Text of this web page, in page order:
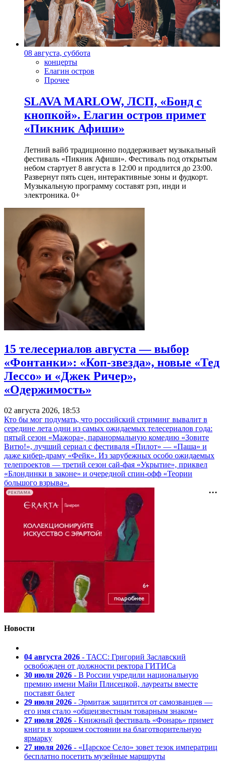
08 августа, суббота
концерты
Елагин остров
Прочее
SLAVA MARLOW, ЛСП, «Бонд с
кнопкой». Елагин остров примет
«Пикник Афиши»
Летний вайб традиционно поддерживает музыкальный
фестиваль «Пикник Афиши». Фестиваль под открытым
небом стартует 8 августа в 12:00 и продлится до 23:00.
Развернут пять сцен, интерактивные зоны и фудкорт.
Музыкальную программу составят рэп, инди и
электроника. 0+
15 телесериалов августа — выбор
«Фонтанки»: «Коп-звезда», новые «Тед
Лессо» и «Джек Ричер»,
«Одержимость»
02 августа 2026, 18:53
Кто бы мог подумать, что российский стриминг вывалит в
середине лета одни из самых ожидаемых телесериалов года:
пятый сезон «Мажора», паранормальную комедию «Зовите
Витю!», лучший сериал с фестиваля «Пилот» — «Паша» и
даже кибер-драму «Фейк». Из зарубежных особо ожидаемых
телепроектов — третий сезон сай-фая «Укрытие», приквел
«Блондинки в законе» и очередной спин-офф «Теории
большого взрыва».
РЕКЛАМА
Новости
04 августа 2026 - ТАСС: Григорий Заславский
освобожден от должности ректора ГИТИСа
30 июля 2026 - В России учредили национальную
премию имени Майи Плисецкой, лауреаты вместе
поставят балет
29 июля 2026 - Эрмитаж защитится от самозванцев —
его имя стало «общеизвестным товарным знаком»
27 июля 2026 - Книжный фестиваль «Фонарь» примет
книги в хорошем состоянии на благотворительную
ярмарку
27 июля 2026 - «Царское Село» зовет тезок императриц
бесплатно посетить музейные маршруты